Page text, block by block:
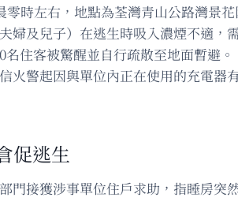
零時左右，地點為荃灣青山公路灣景花
婦及兒子）在逃生時吸入濃煙不適，
住客被驚醒並自行疏散至地面暫避。
火警起因與單位內正在使用的充電器
促逃生
門接獲涉事單位住戶求助，指睡房